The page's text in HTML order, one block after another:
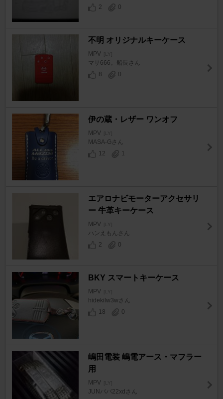
2
0
不明 オリジナルキーケース
MPV [LY]
マサ666。船長さん
8
0
伊の蔵・レザー ワンオフ
MPV [LY]
MASA-Gさん
12
1
エアロナビモーターアクセサリ
ー 牛革キーケース
MPV [LY]
ハンえもんさん
2
0
BKY スマートキーケース
MPV [LY]
hidekilw3wさん
18
0
嶋田電装 嶋電アース・マフラー
用
MPV [LY]
JUNパパ22xdさん